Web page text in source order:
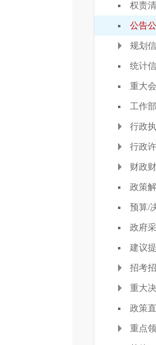
权责
公告
规划
统计
重大
工作
行政
行政
财政
政策
预算/
政府
建议
招考
重大
政策
重点